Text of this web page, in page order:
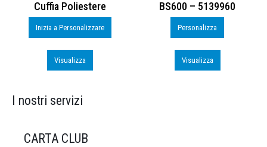
Cuffia Poliestere
Inizia a Personalizzare
Visualizza
BS600 – 5139960
Personalizza
Visualizza
I nostri servizi
CARTA CLUB